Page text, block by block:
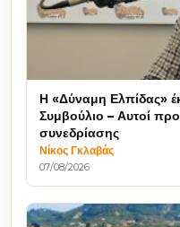
Η «Δύναμη Ελπίδας»
Συμβούλιο – Αυτοί
συνεδρίασης
Νίκος Γκλαβάς
07/08/2026